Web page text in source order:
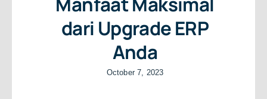
dari Upgrade ERP
Anda
October 7, 2023